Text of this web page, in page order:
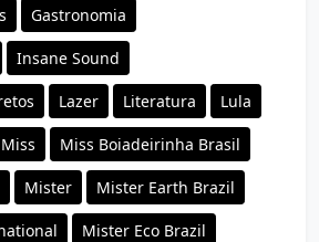
Gastronomia
Insane Sound
Lazer Literatura Lula
Miss Miss Boiadeirinha Brasil
Mister Mister Earth Brazil
Mister Eco Brazil